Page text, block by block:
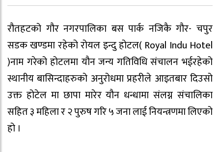
रौतहटको गौर नगरपालिका बस पार्क नजिकै गौर- चपुर
सडक खण्डमा रहेको रोयल इन्दु होटल( Royal Indu Hotel
)नाम गरेको होटलमा यौन जन्य गतिविधि संचालन भईरहेको
स्थानीय बासिन्दाहरुको अनुरोधमा प्रहरीले आइतबार दिउसो
उक्त होटेल मा छापा मारेर यौन धन्धामा संलग्न संचालिका
सहित ३ महिला र २ पुरुष गरि ५ जना लाई नियन्त्रणमा लिएको
हो ।